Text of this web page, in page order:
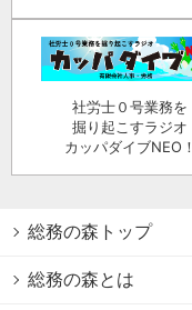
社労士０号業務を
掘り起こすラジオ
カッパダイブNEO！
総務の森トップ
総務の森とは